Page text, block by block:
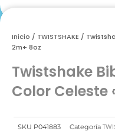
Inicio / TWISTSHAKE /
2m+ 8oz
Twistshake
Color Celeste
SKU P041883 Categoría